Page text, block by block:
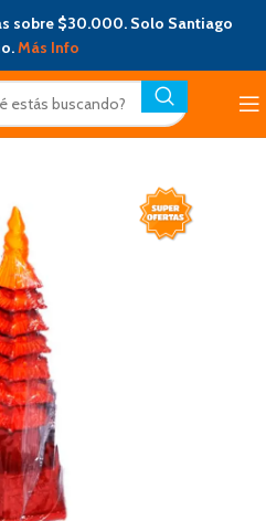
sobre $30.000. Solo Santiago
Más Info